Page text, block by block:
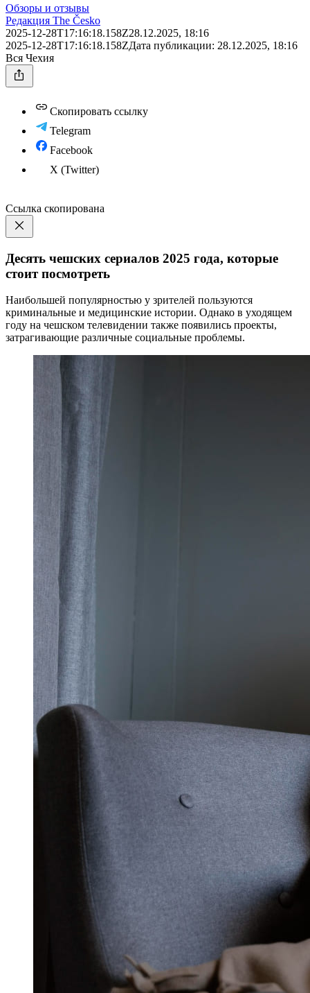
Обзоры и отзывы
Редакция The Česko
2025-12-28T17:16:18.158Z28.12.2025, 18:16
2025-12-28T17:16:18.158ZДата публикации: 28.12.2025, 18:16
Вся Чехия
Скопировать ссылку
Telegram
Facebook
X (Twitter)
Ссылка скопирована
Десять чешских сериалов 2025 года, которые
стоит посмотреть
Наибольшей популярностью у зрителей пользуются
криминальные и медицинские истории. Однако в уходящем
году на чешском телевидении также появились проекты,
затрагивающие различные социальные проблемы.